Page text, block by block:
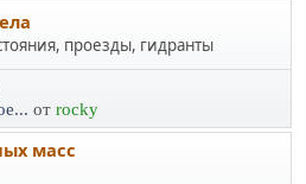
проезды, гидранты
от rocky
масс